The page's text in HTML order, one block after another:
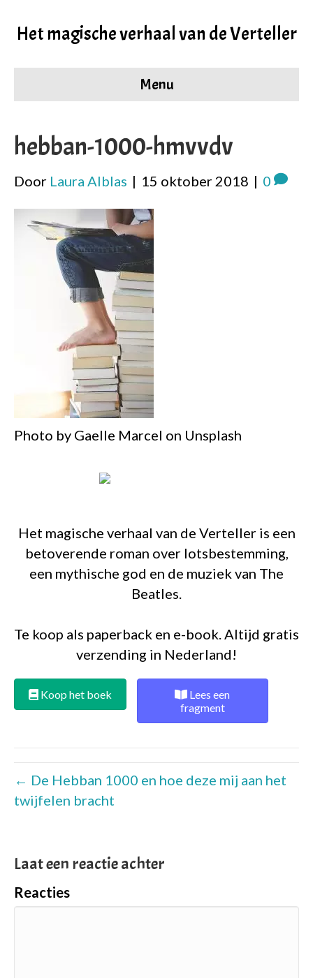
Het magische verhaal van de Verteller
Menu
hebban-1000-hmvvdv
Door Laura Alblas | 15 oktober 2018 | 0
Photo by Gaelle Marcel on Unsplash
Het magische verhaal van de Verteller is een
betoverende roman over lotsbestemming,
een mythische god en de muziek van The
Beatles.
Te koop als paperback en e-book. Altijd gratis
verzending in Nederland!
Koop het boek
Lees een
fragment
← De Hebban 1000 en hoe deze mij aan het
twijfelen bracht
Laat een reactie achter
Reacties